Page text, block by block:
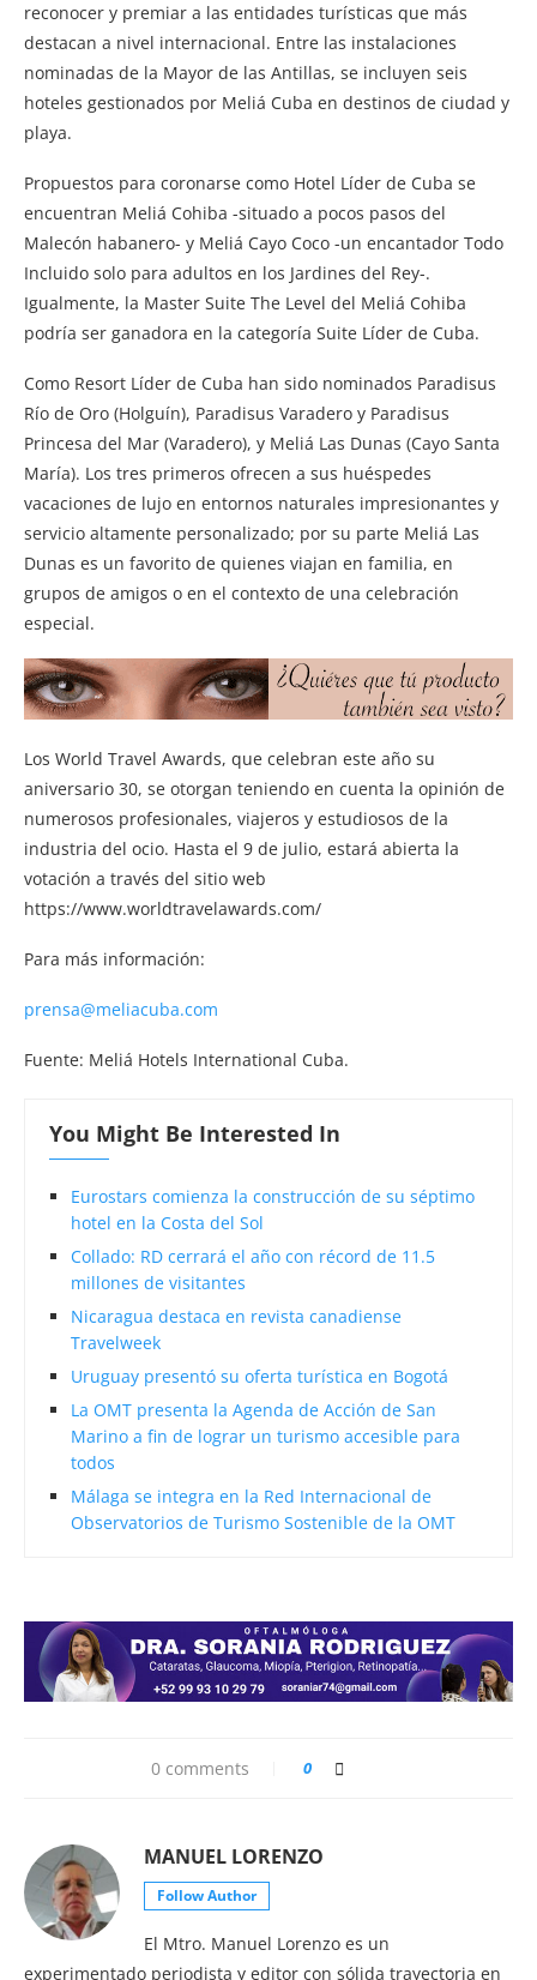
reconocer y premiar a las entidades turísticas que más
destacan a nivel internacional. Entre las instalaciones
nominadas de la Mayor de las Antillas, se incluyen seis
hoteles gestionados por Meliá Cuba en destinos de ciudad y
playa.
Propuestos para coronarse como Hotel Líder de Cuba se
encuentran Meliá Cohiba -situado a pocos pasos del
Malecón habanero- y Meliá Cayo Coco -un encantador Todo
Incluido solo para adultos en los Jardines del Rey-.
Igualmente, la Master Suite The Level del Meliá Cohiba
podría ser ganadora en la categoría Suite Líder de Cuba.
Como Resort Líder de Cuba han sido nominados Paradisus
Río de Oro (Holguín), Paradisus Varadero y Paradisus
Princesa del Mar (Varadero), y Meliá Las Dunas (Cayo Santa
María). Los tres primeros ofrecen a sus huéspedes
vacaciones de lujo en entornos naturales impresionantes y
servicio altamente personalizado; por su parte Meliá Las
Dunas es un favorito de quienes viajan en familia, en
grupos de amigos o en el contexto de una celebración
especial.
Los World Travel Awards, que celebran este año su
aniversario 30, se otorgan teniendo en cuenta la opinión de
numerosos profesionales, viajeros y estudiosos de la
industria del ocio. Hasta el 9 de julio, estará abierta la
votación a través del sitio web
https://www.worldtravelawards.com/
Para más información:
prensa@meliacuba.com
Fuente: Meliá Hotels International Cuba.
You Might Be Interested In
Eurostars comienza la construcción de su séptimo
hotel en la Costa del Sol
Collado: RD cerrará el año con récord de 11.5
millones de visitantes
Nicaragua destaca en revista canadiense
Travelweek
Uruguay presentó su oferta turística en Bogotá
La OMT presenta la Agenda de Acción de San
Marino a fin de lograr un turismo accesible para
todos
Málaga se integra en la Red Internacional de
Observatorios de Turismo Sostenible de la OMT
0 comments 0
MANUEL LORENZO
Follow Author
El Mtro. Manuel Lorenzo es un
experimentado periodista y editor con sólida trayectoria en